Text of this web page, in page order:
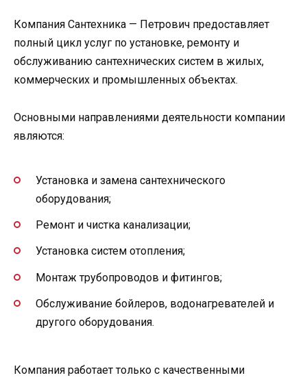
Компания Сантехника — Петрович предоставляет
полный цикл услуг по установке, ремонту и
обслуживанию сантехнических систем в жилых,
коммерческих и промышленных объектах.
Основными направлениями деятельности компании
являются:
Установка и замена сантехнического
оборудования;
Ремонт и чистка канализации;
Установка систем отопления;
Монтаж трубопроводов и фитингов;
Обслуживание бойлеров, водонагревателей и
другого оборудования.
Компания работает только с качественными